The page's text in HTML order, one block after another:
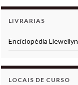
LIVRARIAS
Enciclopédia Llewellyn
LOCAIS DE CURSO